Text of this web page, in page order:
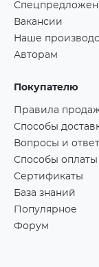
Вакансии
Наше
Авторам
Покупателю
Правила
Способы
Вопросы и
Способы оплаты
Сертификаты
База знаний
Популярное
Форум